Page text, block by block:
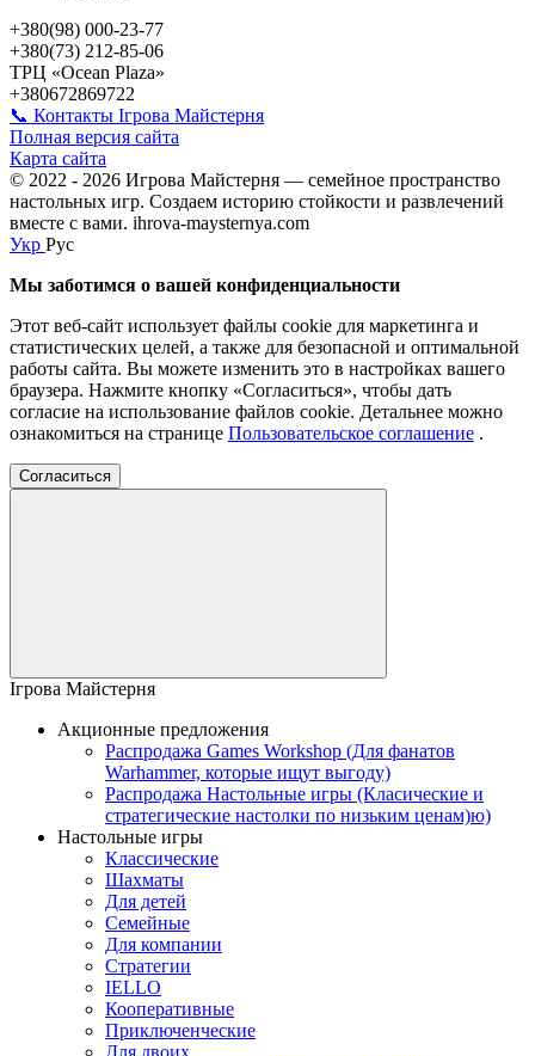
+380(98) 000-23-77
+380(73) 212-85-06
ТРЦ «Ocean Plaza»
+380672869722
📞 Контакты Ігрова Майстерня
Полная версия сайта
Карта сайта
© 2022 - 2026 Игрова Майстерня — семейное пространство
настольных игр. Создаем историю стойкости и развлечений
вместе с вами. ihrova-maysternya.com
Укр Рус
Мы заботимся о вашей конфиденциальности
Этот веб-сайт использует файлы cookie для маркетинга и
статистических целей, а также для безопасной и оптимальной
работы сайта. Вы можете изменить это в настройках вашего
браузера. Нажмите кнопку «Согласиться», чтобы дать
согласие на использование файлов cookie. Детальнее можно
ознакомиться на странице Пользовательское соглашение .
Согласиться
Ігрова Майстерня
Акционные предложения
Распродажа Games Workshop (Для фанатов
Warhammer, которые ищут выгоду)
Распродажа Настольные игры (Класические и
стратегические настолки по низьким ценам)ю)
Настольные игры
Классические
Шахматы
Для детей
Семейные
Для компании
Стратегии
IELLO
Кооперативные
Приключенческие
Для двоих